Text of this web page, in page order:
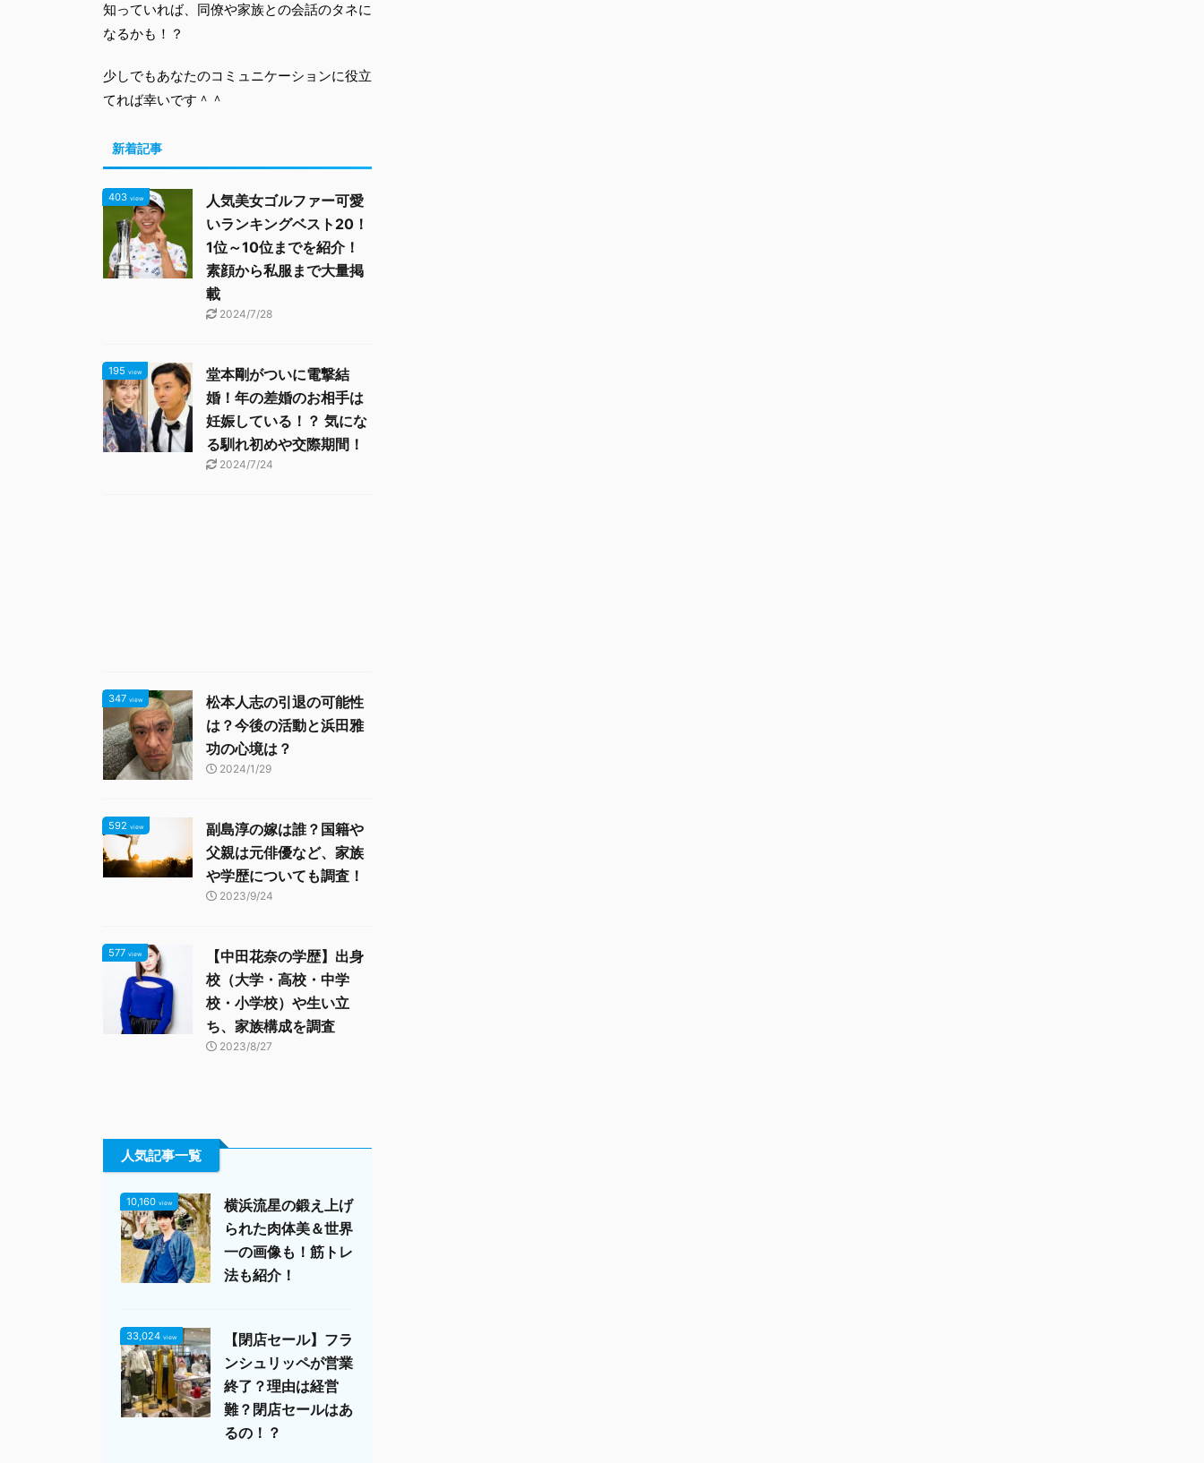
知っていれば、同僚や家族との会話のタネに
なるかも！？
少しでもあなたのコミュニケーションに役立
てれば幸いです＾＾
新着記事
403 view
人気美女ゴルファー可愛
いランキングベスト20！
1位～10位までを紹介！
素顔から私服まで大量掲
載
2024/7/28
195 view
堂本剛がついに電撃結
婚！年の差婚のお相手は
妊娠している！？ 気にな
る馴れ初めや交際期間！
2024/7/24
347 view
松本人志の引退の可能性
は？今後の活動と浜田雅
功の心境は？
2024/1/29
592 view
副島淳の嫁は誰？国籍や
父親は元俳優など、家族
や学歴についても調査！
2023/9/24
577 view
【中田花奈の学歴】出身
校（大学・高校・中学
校・小学校）や生い立
ち、家族構成を調査
2023/8/27
人気記事一覧
10,160 view
横浜流星の鍛え上げ
られた肉体美＆世界
一の画像も！筋トレ
法も紹介！
33,024 view
【閉店セール】フラ
ンシュリッペが営業
終了？理由は経営
難？閉店セールはあ
るの！？